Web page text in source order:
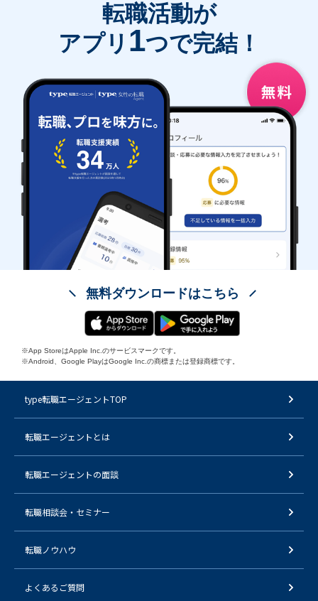
転職活動が
アプリ 1つで完結！
無料ダウンロードはこちら
※App StoreはApple Inc.のサービスマークです。
※Android、Google PlayはGoogle Inc.の商標または登録商標です。
type転職エージェントTOP
転職エージェントとは
転職エージェントの面談
転職相談会・セミナー
転職ノウハウ
よくあるご質問